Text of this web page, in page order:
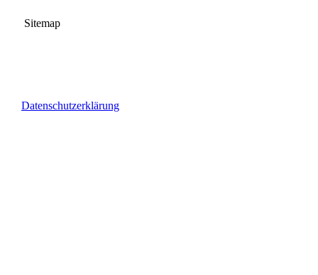
Sitemap
Datenschutzerklärung